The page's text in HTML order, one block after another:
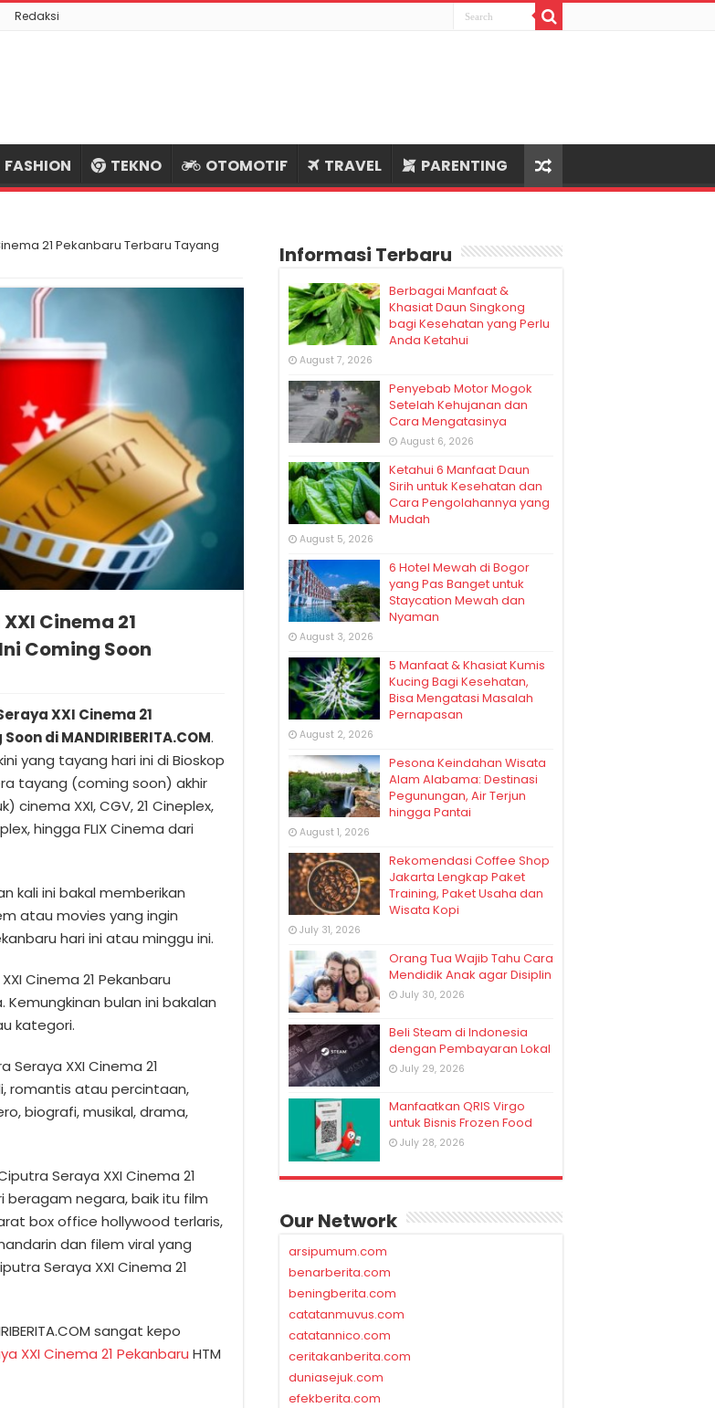
Redaksi
FASHION TEKNO OTOMOTIF TRAVEL PARENTING
21 Pekanbaru Terbaru Tayang
Cinema 21
Coming Soon
XXI Cinema 21
di MANDIRIBERITA.COM.
yang tayang hari ini di Bioskop
tayang (coming soon) akhir
cinema XXI, CGV, 21 Cineplex,
hingga FLIX Cinema dari
kali ini bakal memberikan
atau movies yang ingin
hari ini atau minggu ini.
Cinema 21 Pekanbaru
bulan ini bakalan
kategori.
XXI Cinema 21
romantis atau percintaan,
biografi, musikal, drama,
Seraya XXI Cinema 21
beragam negara, baik itu film
box office hollywood terlaris,
dan filem viral yang
Seraya XXI Cinema 21
sangat kepo
XXI Cinema 21 Pekanbaru HTM
Informasi Terbaru
Berbagai Manfaat &
Khasiat Daun Singkong
bagi Kesehatan yang Perlu
Anda Ketahui
August 7, 2026
Penyebab Motor Mogok
Setelah Kehujanan dan
Cara Mengatasinya
August 6, 2026
Ketahui 6 Manfaat Daun
Sirih untuk Kesehatan dan
Cara Pengolahannya yang
Mudah
August 5, 2026
6 Hotel Mewah di Bogor
yang Pas Banget untuk
Staycation Mewah dan
Nyaman
August 3, 2026
5 Manfaat & Khasiat Kumis
Kucing Bagi Kesehatan,
Bisa Mengatasi Masalah
Pernapasan
August 2, 2026
Pesona Keindahan Wisata
Alam Alabama: Destinasi
Pegunungan, Air Terjun
hingga Pantai
August 1, 2026
Rekomendasi Coffee Shop
Jakarta Lengkap Paket
Training, Paket Usaha dan
Wisata Kopi
July 31, 2026
Orang Tua Wajib Tahu Cara
Mendidik Anak agar Disiplin
July 30, 2026
Beli Steam di Indonesia
dengan Pembayaran Lokal
July 29, 2026
Manfaatkan QRIS Virgo
untuk Bisnis Frozen Food
July 28, 2026
Our Network
arsipumum.com
benarberita.com
beningberita.com
catatanmuvus.com
catatannico.com
ceritakanberita.com
duniasejuk.com
efekberita.com